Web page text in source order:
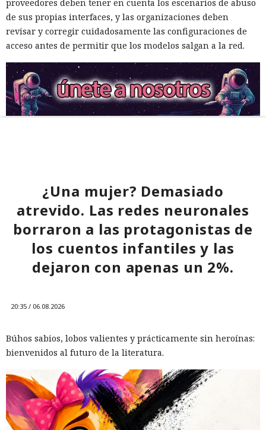
proveedores deben tener en cuenta los escenarios de abuso
de sus propias interfaces, y las organizaciones deben
revisar y corregir cuidadosamente las configuraciones de
acceso antes de permitir que los modelos salgan a la red.
¿Una mujer? Demasiado
atrevido. Las redes neuronales
borraron a las protagonistas de
los cuentos infantiles y las
dejaron con apenas un 2%.
20:35 / 06.08.2026
Búhos sabios, lobos valientes y prácticamente sin heroínas:
bienvenidos al futuro de la literatura.